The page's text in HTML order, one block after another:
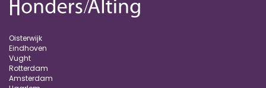
Oisterwijk
Eindhoven
Vught
Rotterdam
Amsterdam